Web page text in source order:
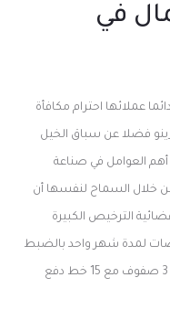
في
عملائها احترام مكافأة
فضلا عن سباق الخيل
أهم العوامل في صناعة
خلال السماح لنفسها أن
الترخيص الكبيرة
لمدة شهر واحد بالضبط